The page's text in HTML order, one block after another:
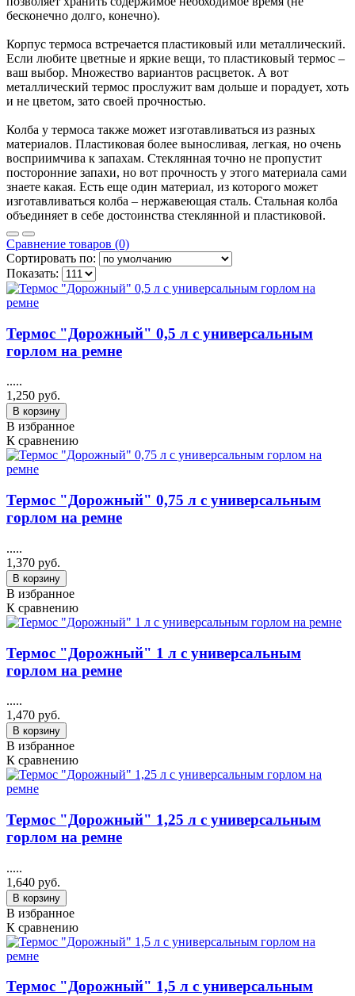
бесконечно долго, конечно).
Корпус термоса встречается пластиковый или металлический.
Если любите цветные и яркие вещи, то пластиковый термос –
ваш выбор. Множество вариантов расцветок. А вот
металлический термос прослужит вам дольше и порадует, хоть
и не цветом, зато своей прочностью.
Колба у термоса также может изготавливаться из разных
материалов. Пластиковая более выносливая, легкая, но очень
восприимчива к запахам. Стеклянная точно не пропустит
посторонние запахи, но вот прочность у этого материала сами
знаете какая. Есть еще один материал, из которого может
изготавливаться колба – нержавеющая сталь. Стальная колба
объединяет в себе достоинства стеклянной и пластиковой.
Сравнение товаров (0)
Сортировать по:
Показать:
Термос "Дорожный" 0,5 л с универсальным
горлом на ремне
.....
1,250 руб.
В корзину
В избранное
К сравнению
Термос "Дорожный" 0,75 л с универсальным
горлом на ремне
.....
1,370 руб.
В корзину
В избранное
К сравнению
Термос "Дорожный" 1 л с универсальным
горлом на ремне
.....
1,470 руб.
В корзину
В избранное
К сравнению
Термос "Дорожный" 1,25 л с универсальным
горлом на ремне
.....
1,640 руб.
В корзину
В избранное
К сравнению
Термос "Дорожный" 1,5 л с универсальным